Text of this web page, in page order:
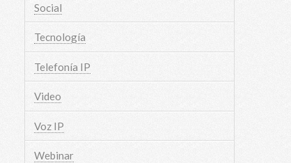
Social
Tecnología
Telefonía IP
Video
Voz IP
Webinar